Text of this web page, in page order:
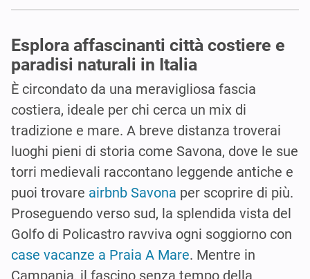
Esplora affascinanti città costiere e
paradisi naturali in Italia
È circondato da una meravigliosa fascia
costiera, ideale per chi cerca un mix di
tradizione e mare. A breve distanza troverai
luoghi pieni di storia come Savona, dove le sue
torri medievali raccontano leggende antiche e
puoi trovare airbnb Savona per scoprire di più.
Proseguendo verso sud, la splendida vista del
Golfo di Policastro ravviva ogni soggiorno con
case vacanze a Praia A Mare. Mentre in